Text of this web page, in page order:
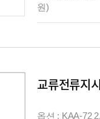
원)
교류전류지
옵션 : KAA-72